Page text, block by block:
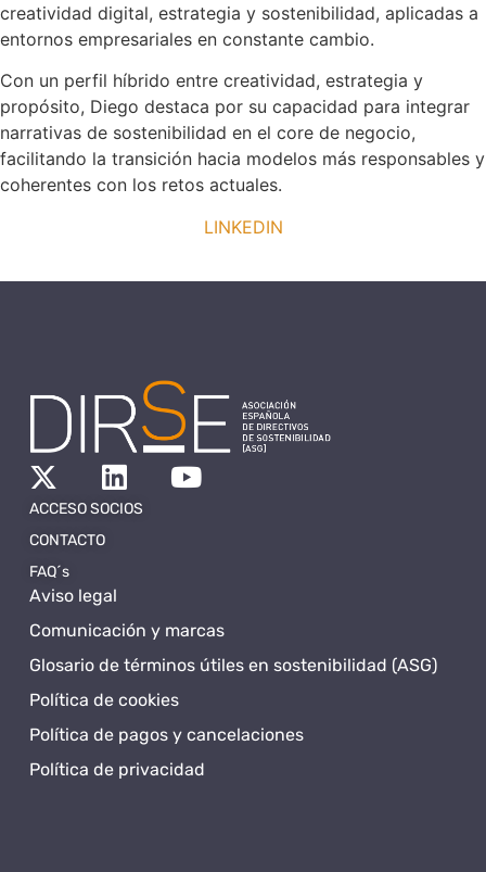
creatividad digital, estrategia y sostenibilidad, aplicadas a
entornos empresariales en constante cambio.
Con un perfil híbrido entre creatividad, estrategia y
propósito, Diego destaca por su capacidad para integrar
narrativas de sostenibilidad en el core de negocio,
facilitando la transición hacia modelos más responsables y
coherentes con los retos actuales.
LINKEDIN
Aviso legal
Comunicación y marcas
Glosario de términos útiles en sostenibilidad (ASG)
Política de cookies
Política de pagos y cancelaciones
Política de privacidad
ACCESO SOCIOS
CONTACTO
FAQ´s